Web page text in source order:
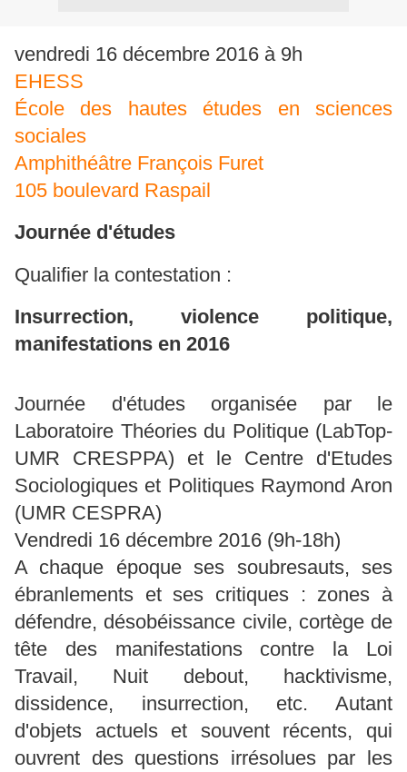
vendredi 16 décembre 2016 à 9h
EHESS
École des hautes études en sciences
sociales
Amphithéâtre François Furet
105 boulevard Raspail
Journée d'études
Qualifier la contestation :
Insurrection, violence politique,
manifestations en 2016
Journée d'études organisée par le
Laboratoire Théories du Politique (LabTop-
UMR CRESPPA) et le Centre d'Etudes
Sociologiques et Politiques Raymond Aron
(UMR CESPRA)
Vendredi 16 décembre 2016 (9h-18h)
A chaque époque ses soubresauts, ses
ébranlements et ses critiques : zones à
défendre, désobéissance civile, cortège de
tête des manifestations contre la Loi
Travail, Nuit debout, hacktivisme,
dissidence, insurrection, etc. Autant
d'objets actuels et souvent récents, qui
ouvrent des questions irrésolues par les